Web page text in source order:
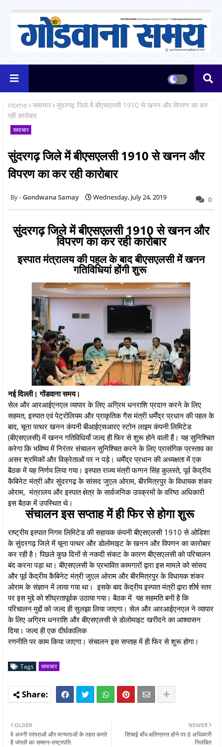
Home समाचार सुंदरगढ़ जिले में बीएसएलसी 1910 से खनन और विपरण का कर
रही कारोबार
समाचार
सुंदरगढ़ जिले में बीएसएलसी 1910 से खनन और
विपरण का कर रही कारोबार
Gondwana Samay Wednesday, July 24, 2019 0
सुंदरगढ़ जिले में बीएसएलसी 1910 से खनन और
विपरण का कर रही कारोबार
इस्पात मंत्रालय की पहल के बाद बीएसएलसी में खनन
गतिविधियां होंगी शुरू
नई दिल्ली। गोंडवाना समय।
सेल और आरआईएनएल व्यापार के लिए अग्रिम धनराशि प्रदान करने के लिए
सहमत, इस्पात एवं पेट्रोलियम और प्राकृतिक गैस मंत्री धर्मेंद्र प्रधान की पहल के
बाद, चूना पत्थर खनन कंपनी बीआईएसआरए स्टोन लाइम कंपनी लिमिटेड
(बीएसएलसी) में खनन गतिविधियाँ जल्द ही फिर से शुरू होने वाली हैं। यह सुनिश्चित
करेगा कि भविष्य में निरंतर संचालन सुनिश्चित करने के लिए प्रासंगिक प्रस्ताव का
असर श्रमिकों और विक्रेताओं पर न पड़े। धर्मेंद्र प्रधान की अध्यक्षता में एक
बैठक में यह निर्णय लिया गया। इस्पात राज्य मंत्री फग्गन सिंह कुलस्ते, पूर्व केंद्रीय
कैबिनेट मंत्री और सुंदरगढ़ के सांसद जुएल ओराम, बीरमित्रपुर के विधायक शंकर
ओराम, मंत्रालय और इस्पात क्षेत्र के सार्वजनिक उपक्रमों के वरिष्ठ अधिकारी
इस बैठक में उपस्थित थे।
संचालन इस सप्ताह में ही फिर से होगा शुरू
राष्ट्रीय इस्पात निगम लिमिटेड की सहायक कंपनी बीएसएलसी 1910 से ओडिशा
के सुंदरगढ़ जिले में चूना पत्थर और डोलोमाइट के खनन और विपणन का कारोबार
कर रही है। पिछले कुछ दिनों से नकदी संकट के कारण बीएसएलसी को परिचालन
बंद करना पड़ा था। बीएसएलसी के प्रभावित कामगारों द्वारा इस मामले को सांसद
और पूर्व केंद्रीय कैबिनेट मंत्री जुएल ओराम और बीरमित्रपुर के विधायक शंकर
ओराम के संज्ञान में लाया गया था। इसके बाद केंद्रीय इस्पात मंत्री द्वारा शीर्ष स्तर
पर इस मुद्दे को शीघ्रतापूर्वक उठाया गया। बैठक में यह सहमति बनी है कि
परिचालन मुद्दों को जल्द ही सुलझा लिया जाएगा। सेल और आरआईएनएल ने व्यापार
के लिए अग्रिम धनराशि और बीएसएलसी से डोलोमाइट खरीदने का आश्वासन
दिया। जल्द ही एक दीर्घकालिक
रणनीति पर काम किया जाएगा। संचालन इस सप्ताह में ही फिर से शुरू होगा।
Tags समाचार
NEWER
सिंचाई बाँध क्षतिग्रस्त होने पर 8 अधिकारी
निलंबित
OLDER
वे अपनी परंपराओं और मान्यताओं के तहत करते
है जंगलों का सम्मान-राष्ट्रपति